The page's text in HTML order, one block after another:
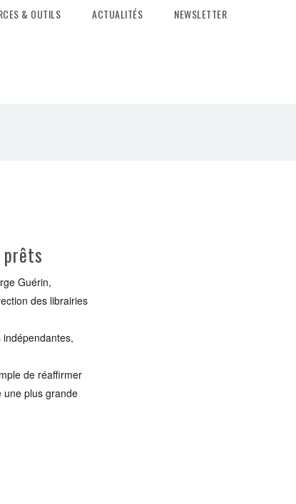
& OUTILS ACTUALITÉS NEWSLETTER
Guérin,
des librairies
de réaffirmer
une plus grande